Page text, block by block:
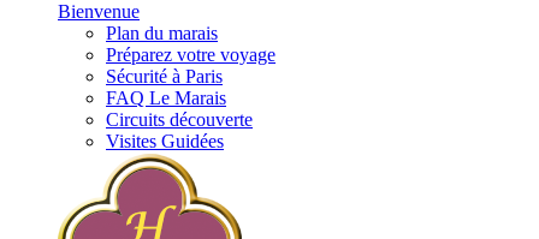
Bienvenue
Plan du marais
Préparez votre voyage
Sécurité à Paris
FAQ Le Marais
Circuits découverte
Visites Guidées